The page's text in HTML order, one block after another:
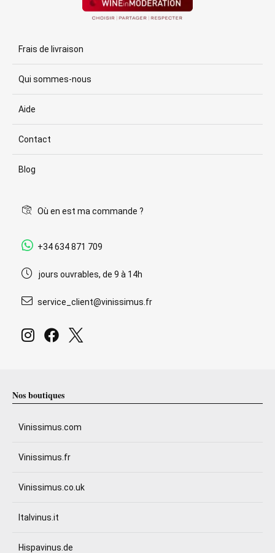
Frais de livraison
Qui sommes-nous
Aide
Contact
Blog
Où en est ma commande ?
+34 634 871 709
jours ouvrables, de 9 à 14h
service_client@vinissimus.fr
Nos boutiques
Vinissimus.com
Vinissimus.fr
Vinissimus.co.uk
Italvinus.it
Hispavinus.de